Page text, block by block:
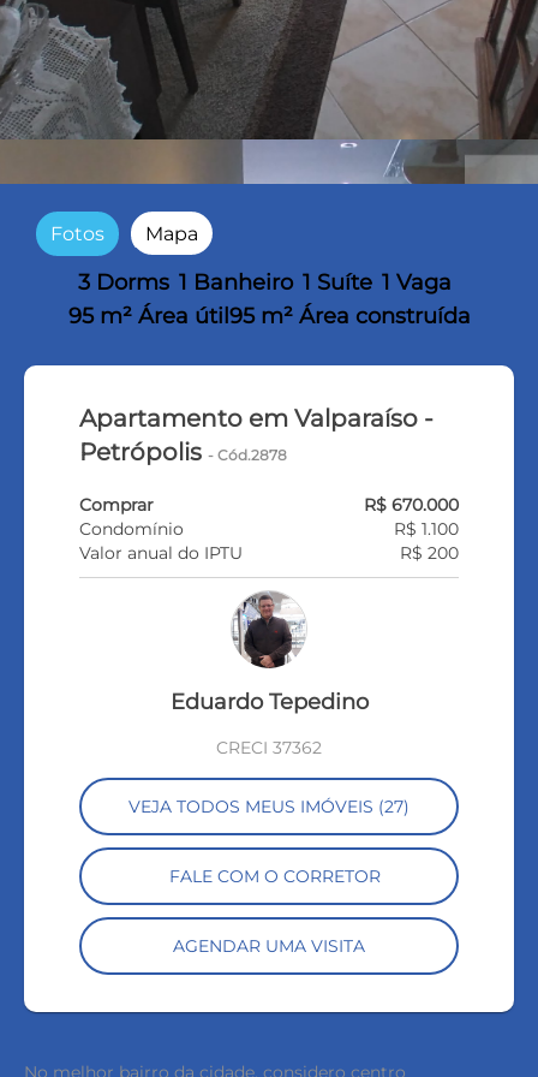
Fotos Mapa
3 Dorms 1 Banheiro 1 Suíte 1 Vaga
95 m² Área útil 95 m² Área construída
Apartamento em Valparaíso -
Petrópolis - Cód.2878
Comprar
R$ 670.000
Condomínio
R$ 1.100
Valor anual do IPTU
R$ 200
Eduardo Tepedino
CRECI 37362
VEJA TODOS MEUS IMÓVEIS (27)
FALE COM O CORRETOR
AGENDAR UMA VISITA
No melhor bairro da cidade, considero centro